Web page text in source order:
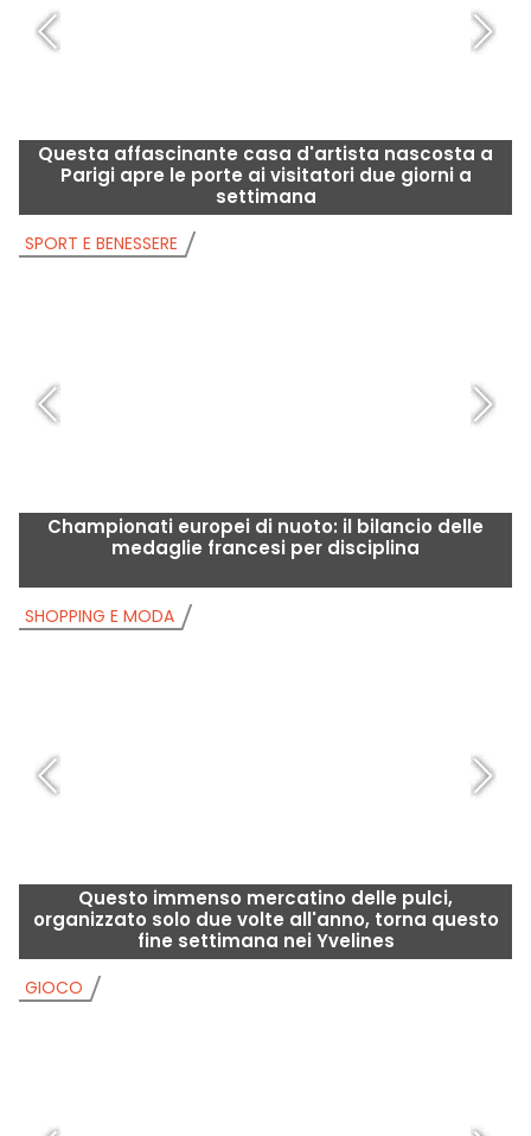
Questa affascinante casa d'artista nascosta a
Parigi apre le porte ai visitatori due giorni a
settimana
Championati europei di nuoto: il bilancio delle
medaglie francesi per disciplina
SPORT E BENESSERE
Questo immenso mercatino delle pulci,
organizzato solo due volte all'anno, torna questo
fine settimana nei Yvelines
SHOPPING E MODA
GIOCO